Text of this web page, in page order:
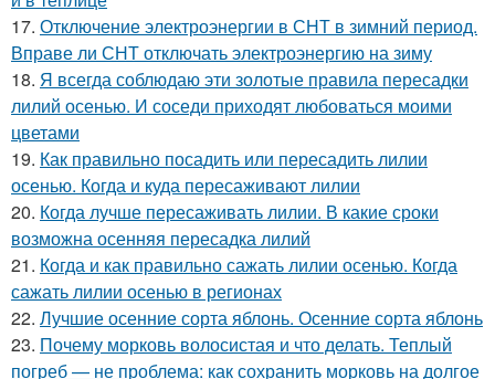
17. Отключение электроэнергии в СНТ в зимний период.
Вправе ли СНТ отключать электроэнергию на зиму
18. Я всегда соблюдаю эти золотые правила пересадки
лилий осенью. И соседи приходят любоваться моими
цветами
19. Как правильно посадить или пересадить лилии
осенью. Когда и куда пересаживают лилии
20. Когда лучше пересаживать лилии. В какие сроки
возможна осенняя пересадка лилий
21. Когда и как правильно сажать лилии осенью. Когда
сажать лилии осенью в регионах
22. Лучшие осенние сорта яблонь. Осенние сорта яблонь
23. Почему морковь волосистая и что делать. Теплый
погреб — не проблема: как сохранить морковь на долгое